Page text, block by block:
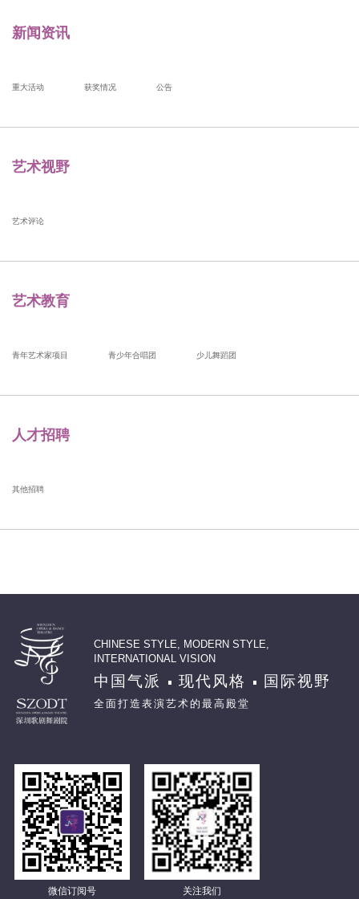
新闻资讯
重大活动 获奖情况 公告
艺术视野
艺术评论
艺术教育
青年艺术家项目 青少年合唱团 少儿舞蹈团
人才招聘
其他招聘
CHINESE STYLE, MODERN STYLE,
INTERNATIONAL VISION
中国气派 现代风格 国际视野
全面打造表演艺术的最高殿堂
微信订阅号 关注我们